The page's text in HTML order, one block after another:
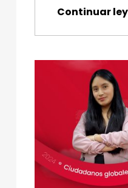
Continuar